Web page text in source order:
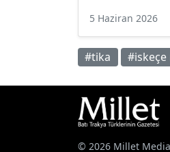
5 Haziran 2026
#tika
© 2026 Millet Media